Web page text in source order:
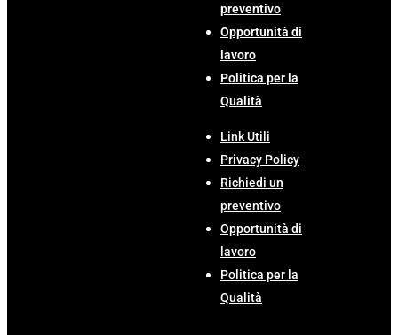
preventivo
Opportunità di
lavoro
Politica per la
Qualità
Link Utili
Privacy Policy
Richiedi un
preventivo
Opportunità di
lavoro
Politica per la
Qualità